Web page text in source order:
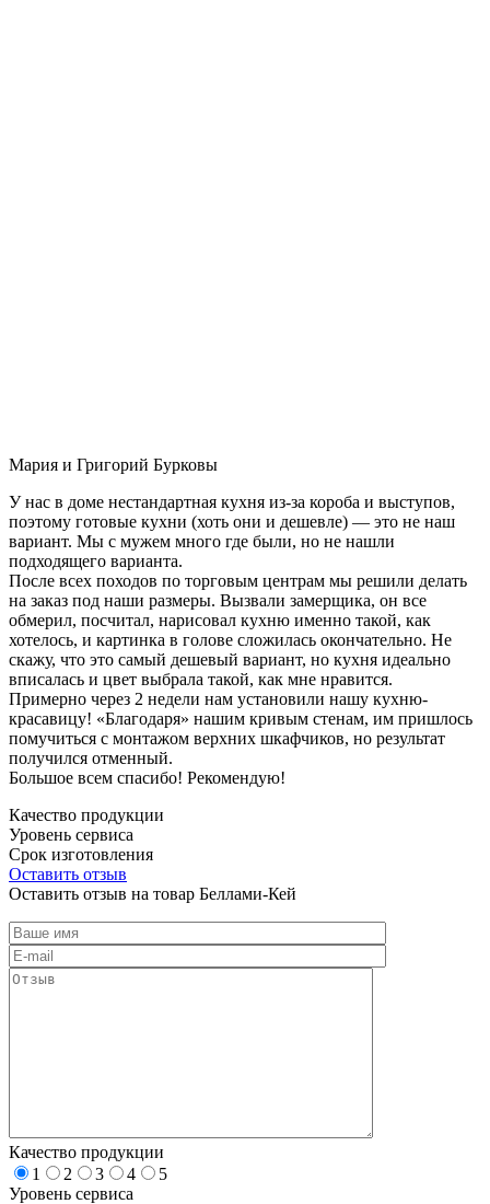
Мария и Григорий Бурковы
У нас в доме нестандартная кухня из-за короба и выступов,
поэтому готовые кухни (хоть они и дешевле) — это не наш
вариант. Мы с мужем много где были, но не нашли
подходящего варианта.
После всех походов по торговым центрам мы решили делать
на заказ под наши размеры. Вызвали замерщика, он все
обмерил, посчитал, нарисовал кухню именно такой, как
хотелось, и картинка в голове сложилась окончательно. Не
скажу, что это самый дешевый вариант, но кухня идеально
вписалась и цвет выбрала такой, как мне нравится.
Примерно через 2 недели нам установили нашу кухню-
красавицу! «Благодаря» нашим кривым стенам, им пришлось
помучиться с монтажом верхних шкафчиков, но результат
получился отменный.
Большое всем спасибо! Рекомендую!
Качество продукции
Уровень сервиса
Срок изготовления
Оставить отзыв
Оставить отзыв на товар Беллами-Кей
Качество продукции
1
2 3 4
5
Уровень сервиса